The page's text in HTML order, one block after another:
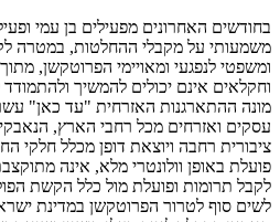
בחודשים האחרונים מפעילים בן עמי
משמעותי על מקבלי ההחלטות, במטרה
ומשפטי לנפגעי ומאויימי הפרוטקשן,
וחקלאים אינם יכולים להמשיך
מונה ההתארגנות האזרחית "עד כאן"
עסקים ואזרחים מכל רחבי הארץ,
ציבורית רחבה ויוצאת דופן מכלל חלקי
פועלת באופן וולונטרי מלא, אינה
לקבל תרומות ופועלת מול כלל הקשת
לשים סוף לטרור הפרוטקשן במדינת